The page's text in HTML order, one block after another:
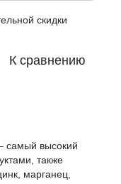
скидки
К сравнению
самый высокий
также
марганец,